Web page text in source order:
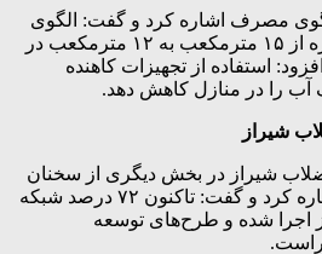
مصرف اشاره کرد و گفت: الگوی
مصرف خانوارهای چهار نفره از ۱۵ مترمکعب به ۱۲ مترمکعب در
استفاده از تجهیزات کاهنده
شیراز در بخش دیگری از سخنان
خود به وضعیت فاضلاب اشاره کرد و گفت: تاکنون ۷۲ درصد شبکه
اجرا شده و طرح‌های توسعه